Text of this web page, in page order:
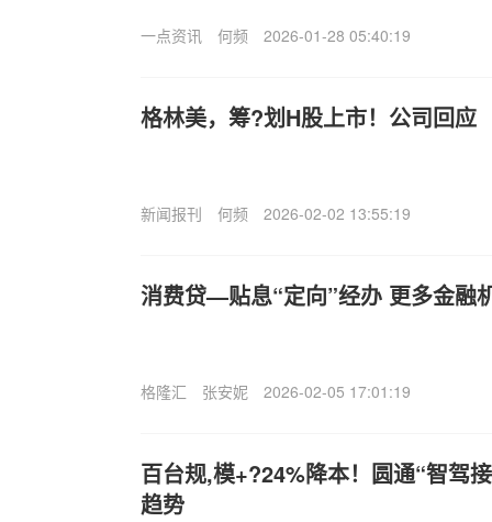
一点资讯 何频 2026-01-28 05:40:19
格林美，筹?划H股上市！公司回应
新闻报刊 何频 2026-02-02 13:55:19
消费贷—贴息“定向”经办 更多金融
格隆汇 张安妮 2026-02-05 17:01:19
百台规,模+?24%降本！圆通“智驾
趋势